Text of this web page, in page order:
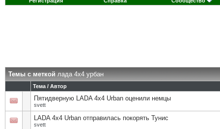
Темы с меткойлада 4х4 урбан
Тема / Автор
Пятидверную LADA 4х4 Urban оценили немцы
svett
LADA 4х4 Urban отправилась покорять Тунис
svett